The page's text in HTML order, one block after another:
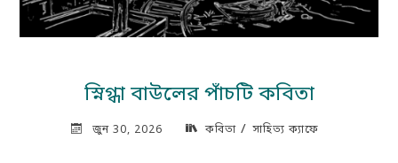
স্নিগ্ধা বাউলের পাঁচটি কবিতা
জুন 30, 2026 কবিতা / সাহিত্য ক্যাফে